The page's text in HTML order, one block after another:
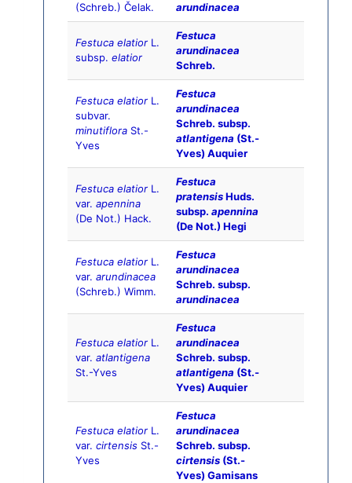
(Schreb.) Čelak.
arundinacea
Festuca elatior L.
subsp. elatior
Festuca
arundinacea
Schreb.
Festuca elatior L.
subvar.
minutiflora St.-
Yves
Festuca
arundinacea
Schreb. subsp.
atlantigena (St.-
Yves) Auquier
Festuca elatior L.
var. apennina
(De Not.) Hack.
Festuca
pratensisHuds.
subsp. apennina
(De Not.) Hegi
Festuca elatior L.
var. arundinacea
(Schreb.) Wimm.
Festuca
arundinacea
Schreb. subsp.
arundinacea
Festuca elatior L.
var. atlantigena
St.-Yves
Festuca
arundinacea
Schreb. subsp.
atlantigena (St.-
Yves) Auquier
Festuca elatior L.
var. cirtensis St.-
Yves
Festuca
arundinacea
Schreb. subsp.
cirtensis (St.-
Yves) Gamisans